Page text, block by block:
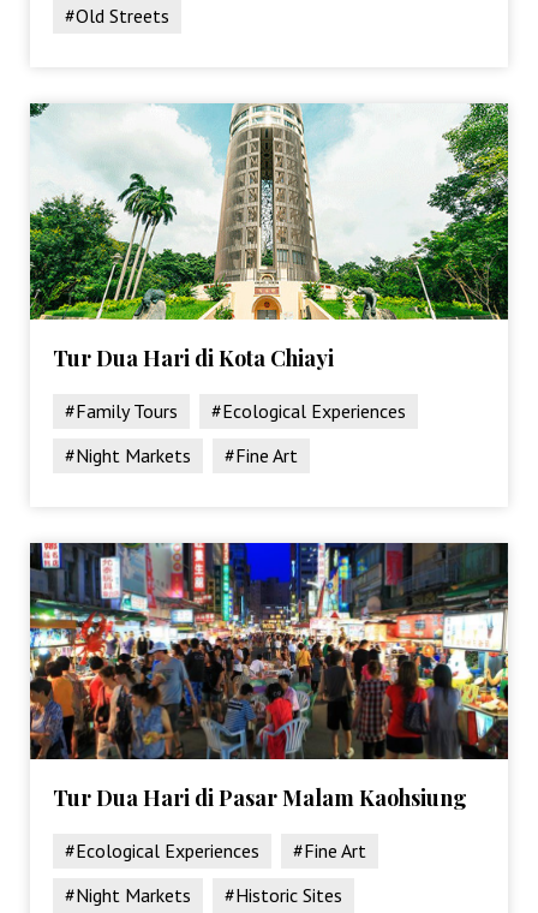
#Old Streets
Tur Dua Hari di Kota Chiayi
#Family Tours
#Ecological Experiences
#Night Markets
#Fine Art
Tur Dua Hari di Pasar Malam Kaohsiung
#Ecological Experiences
#Fine Art
#Night Markets
#Historic Sites